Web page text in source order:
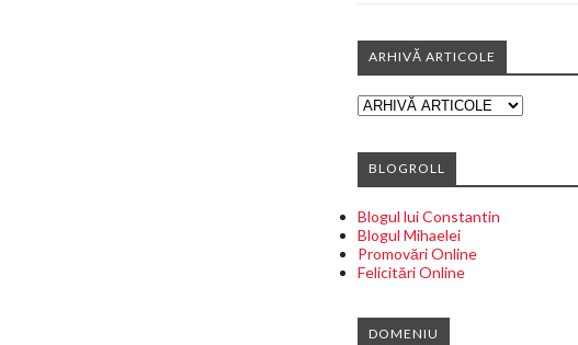
ARHIVĂ ARTICOLE
BLOGROLL
Blogul lui Constantin
Blogul Mihaelei
Promovări Online
Felicitări Online
DOMENIU